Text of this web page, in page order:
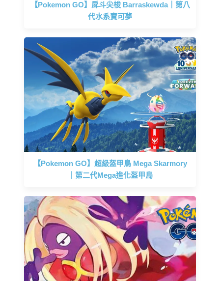
【Pokemon GO】戽斗尖梭 Barraskewda｜第八
代水系寶可夢
【Pokemon GO】超級盔甲鳥 Mega Skarmory
｜第二代Mega進化盔甲鳥